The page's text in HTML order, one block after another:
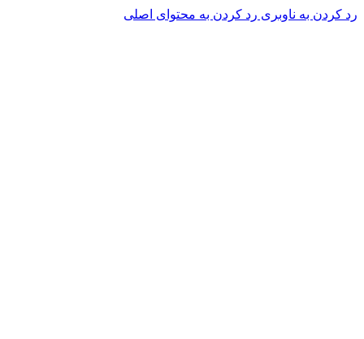
رد کردن به ناوبری رد کردن به محتوای اصلی